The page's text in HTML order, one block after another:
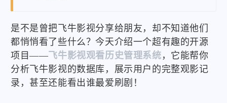
是不是曾把飞牛影视分享给朋友，却不知道他们
都悄悄看了些什么？今天介绍一个超有趣的开源
项目—— 飞牛影视观看历史管理系统 ，它能帮你
分析飞牛影视的数据库，展示用户的完整观影记
录，甚至还能看出谁最爱刷剧！